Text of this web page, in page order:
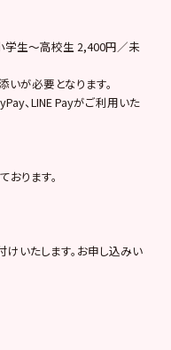
生～高校生 2,400円／未
が必要となります。
、LINE Payがご利用いた
ります。
けいたします。お申し込みい